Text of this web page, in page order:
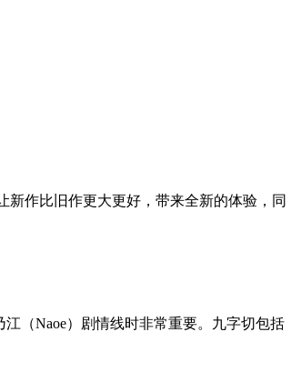
作比旧作更大更好，带来全新的体验，同
（Naoe）剧情线时非常重要。九字切包括